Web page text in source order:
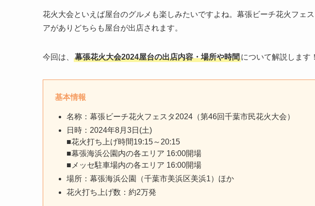
花火大会といえば屋台のグルメも楽しみたいですよね。幕張ビーチ花火フェ
アがありどちらも屋台が出店されます。
今回は、 幕張花火大会2024屋台の出店内容・場所や時間について解説します！
基本情報
名称：幕張ビーチ花火フェスタ2024（第46回千葉市民花火大会）
日時：2024年8月3日(土)
■花火打ち上げ時間19:15～20:15
■幕張海浜公園内の各エリア 16:00開場
■メッセ駐車場内の各エリア 16:00開場
場所：幕張海浜公園（千葉市美浜区美浜1）ほか
花火打ち上げ数：約2万発